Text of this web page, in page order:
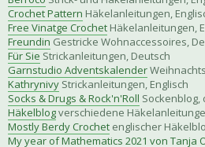
Crochet Pattern Häkelanleitungen,
Free Vinatge Crochet Häkelanleitungen,
Freundin Gestricke Wohnaccessoires,
Für Sie Strickanleitungen, Deutsch
Garnstudio Adventskalender
Kathrynivy Strickanleitungen, Englisch
Socks & Drugs & Rock'n'Roll Sockenblog,
Häkelblogverschiedene
Mostly Berdy Crochet englischer
My year of Mathematics 2021 von Tanja